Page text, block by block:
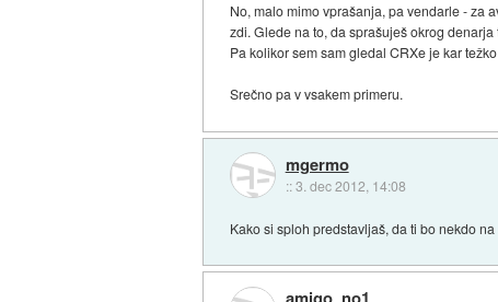
No, malo mimo vprašanja, pa vendarle - za
zdi. Glede na to, da sprašuješ okrog
Pa kolikor sem sam gledal CRXe je kar
Srečno pa v vsakem primeru.
mgermo
::3. dec 2012, 14:08
Kako si sploh predstavljaš, da ti bo nekdo